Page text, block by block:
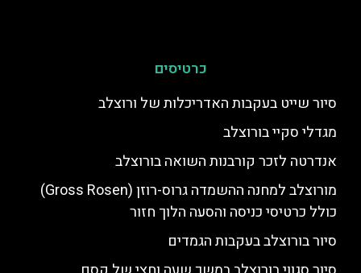
כרטיסים
סיור שייט בעקבות האדריכלות של ורוצלב
מגדלי סקיי בורוצלב
אנדרטה לזכר קורבנות השואה בורוצלב
מורוצלב למחנה ההשמדה גרוס-רוזן (Gross Rosen)
כולל כרטיסי כניסה והסעה הלוך חזור
סיור בורוצלב בעקבות הגמדים